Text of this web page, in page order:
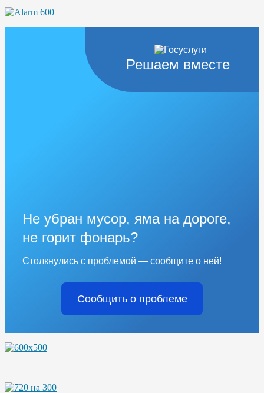
Решаем вместе
Не убран мусор, яма на дороге,
не горит фонарь?
Столкнулись с проблемой — сообщите о ней!
Сообщить о проблеме